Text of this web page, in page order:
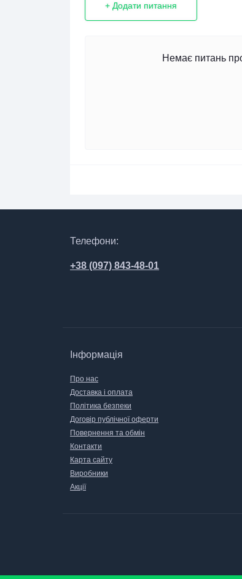
+ Додати питання
Немає питань
Телефони:
+38 (097) 843-48-01
Інформація
Про нас
Доставка і оплата
Політика безпеки
Договір публічної оферти
Повернення та обмін
Контакти
Карта сайту
Виробники
Акції